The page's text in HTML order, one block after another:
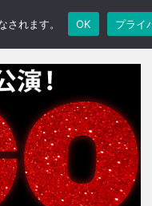
れます。 OK プライ